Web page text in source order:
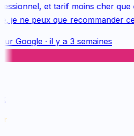
et tarif moins cher que
je ne peux que recommander
Google· il y a 3 semaines